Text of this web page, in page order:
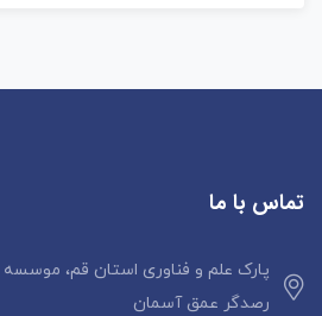
تماس با ما
پارک علم و فناوری استان قم،
رصدگر عمق آسمان